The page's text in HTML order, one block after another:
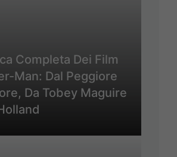
Completa Dei Film
Man: Dal Peggiore
Da Tobey Maguire